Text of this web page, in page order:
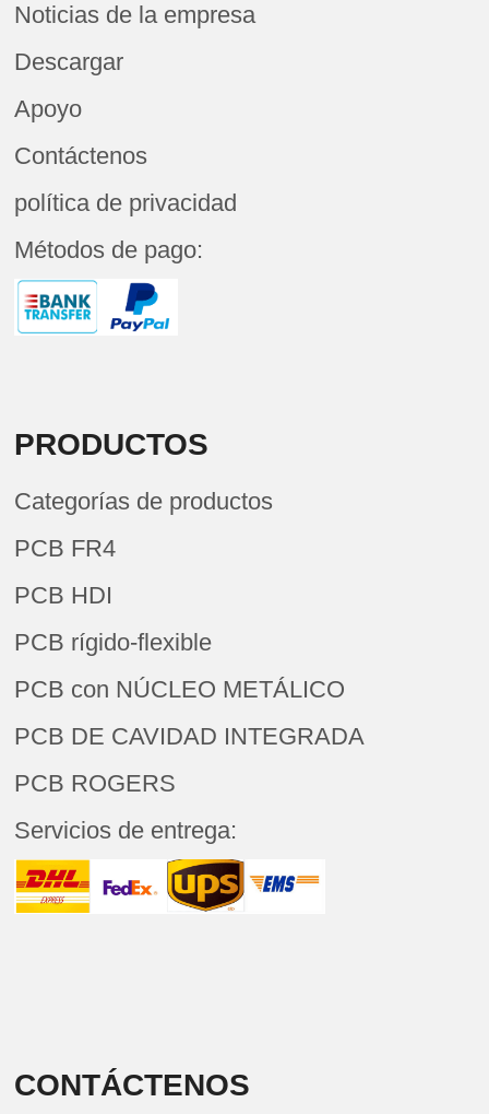
Noticias de la empresa
Descargar
Apoyo
Contáctenos
política de privacidad
Métodos de pago:
PRODUCTOS
Categorías de productos
PCB FR4
PCB HDI
PCB rígido-flexible
PCB con NÚCLEO METÁLICO
PCB DE CAVIDAD INTEGRADA
PCB ROGERS
Servicios de entrega:
CONTÁCTENOS